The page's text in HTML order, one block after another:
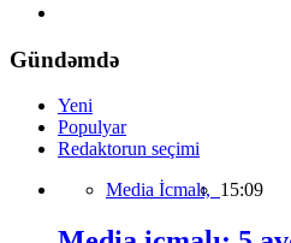
Gündəmdə
Yeni
Populyar
Redaktorun seçimi
Media İcmalı, 15:09